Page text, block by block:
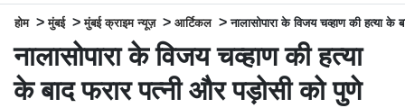
होम >मुंबई >मुंबई क्राइम न्यूज़ > आर्टिकल >नालासोपारा के विजय चव्हाण की हत्या के
नालासोपारा के विजय चव्हाण की हत्या
के बाद फरार पत्नी और पड़ोसी को पुणे